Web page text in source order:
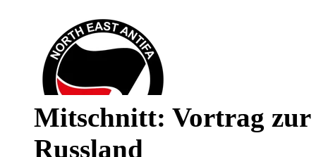
Mitschnitt: Vortrag zur
Russland